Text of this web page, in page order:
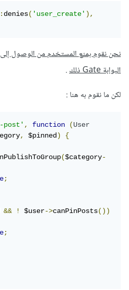
denies('user_create'),
نحن نقوم بمنع المستخدم من الوصول
البوابة Gate ذلك
.
لكن ما نقوم به هنا :
post', function (User
, $pinned) {
($category-
;
&& ! $user->canPinPosts())
;